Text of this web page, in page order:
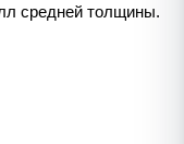
средней толщины.